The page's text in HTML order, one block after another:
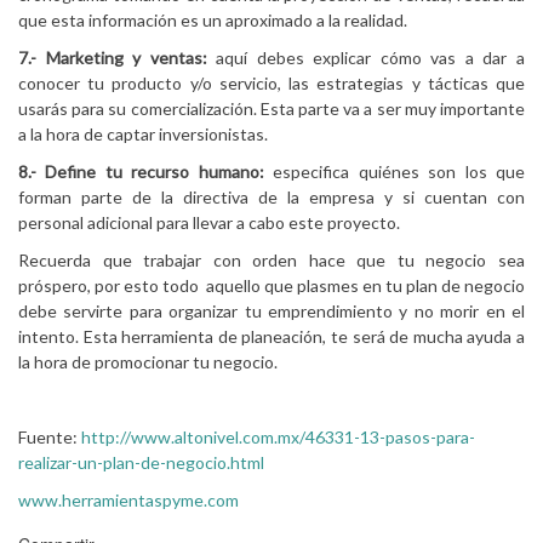
que esta información es un aproximado a la realidad.
7.- Marketing y ventas:aquí debes explicar cómo vas a dar a
conocer tu producto y/o servicio, las estrategias y tácticas que
usarás para su comercialización. Esta parte va a ser muy importante
a la hora de captar inversionistas.
8.- Define tu recurso humano:especifica quiénes son los que
forman parte de la directiva de la empresa y si cuentan con
personal adicional para llevar a cabo este proyecto.
Recuerda que trabajar con orden hace que tu negocio sea
próspero, por esto todo aquello que plasmes en tu plan de negocio
debe servirte para organizar tu emprendimiento y no morir en el
intento. Esta herramienta de planeación, te será de mucha ayuda a
la hora de promocionar tu negocio.
Fuente: http://www.altonivel.com.mx/46331-13-pasos-para-
realizar-un-plan-de-negocio.html
www.herramientaspyme.com